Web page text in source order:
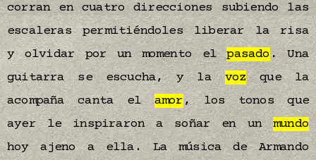
corran en cuatro direcciones subiendo las
escaleras permitiéndoles liberar la risa
y olvidar por un momento elpasado. Una
guitarra se escucha, y lavozque la
acompaña canta elamor , los tonos que
ayer le inspiraron a soñar en unmundo
hoy ajeno a ella. La música de Armando